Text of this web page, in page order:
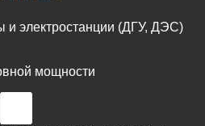
и электростанции (ДГУ, ДЭС)
мощности